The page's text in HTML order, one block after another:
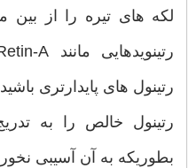
لکه های تیره را از بین
رتینول های پایدارتری
رتینول خالص را به
بطوریکه به آن آسیبی